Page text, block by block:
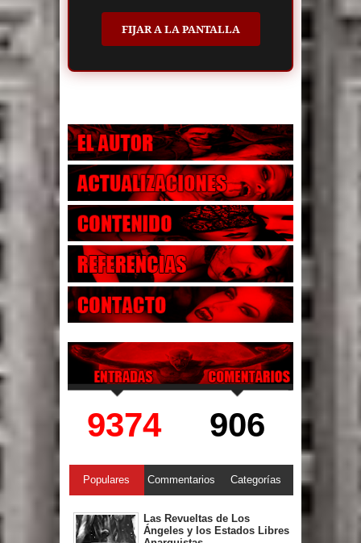
FIJAR A LA PANTALLA
9374 906
Populares Commentarios Categorías
Las Revueltas de Los
Ángeles y los Estados Libres